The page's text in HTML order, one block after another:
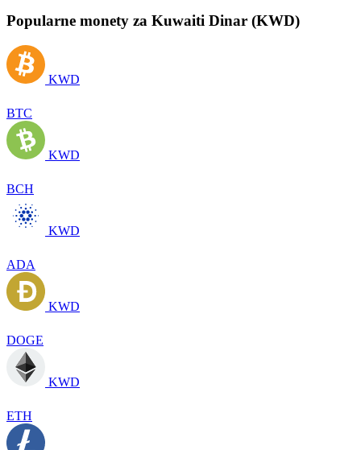
Popularne monety za Kuwaiti Dinar (KWD)
KWD
BTC
KWD
BCH
KWD
ADA
KWD
DOGE
KWD
ETH